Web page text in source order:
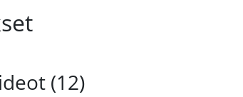
(12)